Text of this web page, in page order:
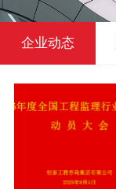
企业动态